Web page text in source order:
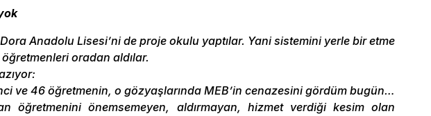
Dora Anadolu Lisesi’ni de proje okulu yaptılar. Yani sistemini yerle bir etme
oradan aldılar.
ve 46 öğretmenin, o gözyaşlarında MEB’in cenazesini gördüm bugün…
öğretmenini önemsemeyen, aldırmayan, hizmet verdiği kesim olan